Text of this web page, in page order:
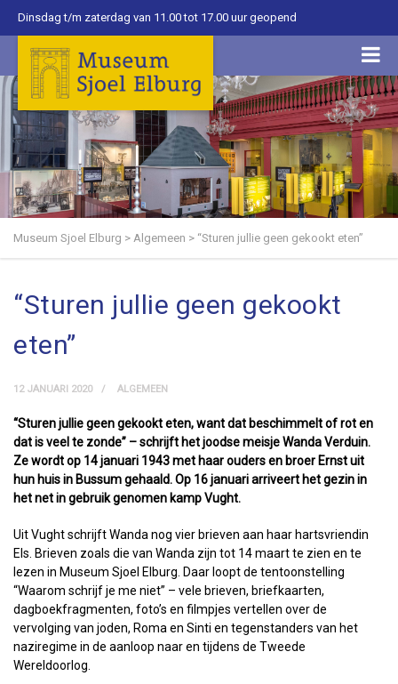
Dinsdag t/m zaterdag van 11.00 tot 17.00 uur geopend
Museum Sjoel Elburg > Algemeen > “Sturen jullie geen gekookt eten”
“Sturen jullie geen gekookt
eten”
12 JANUARI 2020 ALGEMEEN
“Sturen jullie geen gekookt eten, want dat beschimmelt of rot en
dat is veel te zonde” – schrijft het joodse meisje Wanda Verduin.
Ze wordt op 14 januari 1943 met haar ouders en broer Ernst uit
hun huis in Bussum gehaald. Op 16 januari arriveert het gezin in
het net in gebruik genomen kamp Vught.
Uit Vught schrijft Wanda nog vier brieven aan haar hartsvriendin
Els. Brieven zoals die van Wanda zijn tot 14 maart te zien en te
lezen in Museum Sjoel Elburg. Daar loopt de tentoonstelling
“Waarom schrijf je me niet” – vele brieven, briefkaarten,
dagboekfragmenten, foto’s en filmpjes vertellen over de
vervolging van joden, Roma en Sinti en tegenstanders van het
naziregime in de aanloop naar en tijdens de Tweede
Wereldoorlog.